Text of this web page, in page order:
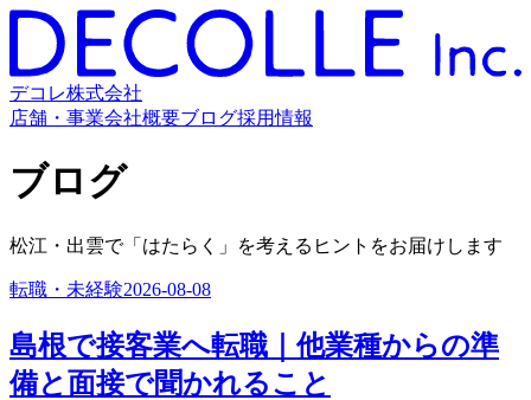
デコレ株式会社
店舗・事業会社概要ブログ採用情報
ブログ
松江・出雲で「はたらく」を考えるヒントをお届けします
転職・未経験2026-08-08
島根で接客業へ転職｜他業種からの準
備と面接で聞かれること